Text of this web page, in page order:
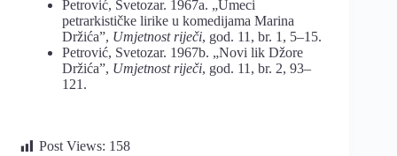
Petrović, Svetozar. 1967a. „Umeci
petrarkističke lirike u komedijama Marina
Držića”, Umjetnost riječi, god. 11, br. 1, 5–15.
Petrović, Svetozar. 1967b. „Novi lik Džore
Držića”, Umjetnost riječi, god. 11, br. 2, 93–
121.
Post Views: 158